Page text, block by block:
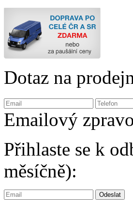
Dotaz na
Emailový
Přihlaste se k
měsíčně):